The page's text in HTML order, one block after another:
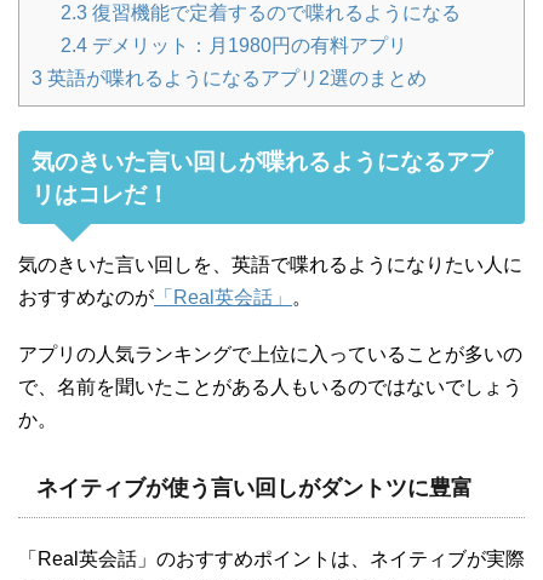
2.3 復習機能で定着するので喋れるようになる
2.4 デメリット：月1980円の有料アプリ
3 英語が喋れるようになるアプリ2選のまとめ
気のきいた言い回しが喋れるようになるアプ
リはコレだ！
気のきいた言い回しを、英語で喋れるようになりたい人に
おすすめなのが 「Real英会話」 。
アプリの人気ランキングで上位に入っていることが多いの
で、名前を聞いたことがある人もいるのではないでしょう
か。
ネイティブが使う言い回しがダントツに豊富
「Real英会話」のおすすめポイントは、ネイティブが実際